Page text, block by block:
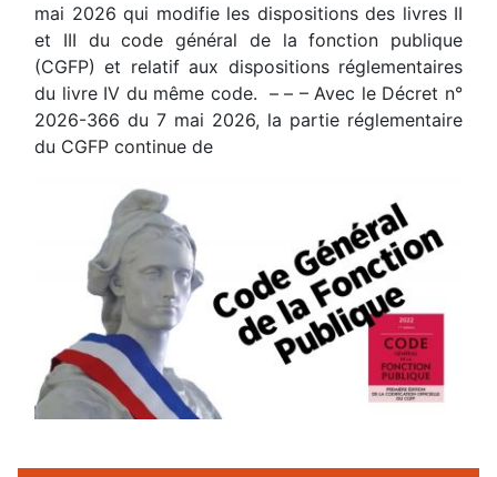
mai 2026 qui modifie les dispositions des livres II
et III du code général de la fonction publique
(CGFP) et relatif aux dispositions réglementaires
du livre IV du même code. – – – Avec le Décret n°
2026-366 du 7 mai 2026, la partie réglementaire
du CGFP continue de